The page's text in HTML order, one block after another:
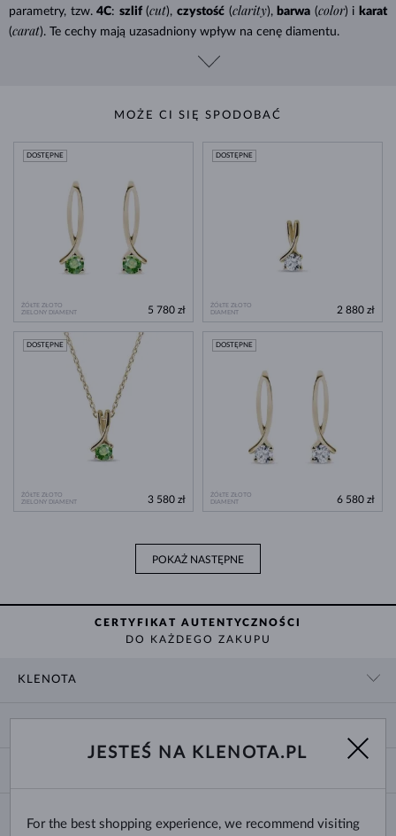
parametry, tzw. 4C: szlif (cut), czystość (clarity), barwa (color) i karat
(carat). Te cechy mają uzasadniony wpływ na cenę diamentu.
MOŻE CI SIĘ SPODOBAĆ
ŻÓŁTE ZŁOTO
ZIELONY DIAMENT
DOSTĘPNE
5 780 zł
ŻÓŁTE ZŁOTO
DIAMENT
DOSTĘPNE
2 880 zł
ŻÓŁTE ZŁOTO
ZIELONY DIAMENT
DOSTĘPNE
3 580 zł
ŻÓŁTE ZŁOTO
DIAMENT
DOSTĘPNE
6 580 zł
POKAŻ NASTĘPNE
CERTYFIKAT AUTENTYCZNOŚCI
DO KAŻDEGO ZAKUPU
KLENOTA
DOSTAWA I PŁATNOŚĆ
WYBÓR OBRĄCZEK
ROZMIARY I TYPY ŁAŃCUSZKÓW
JESTEŚ NA KLENOTA.PL
For the best shopping experience, we recommend visiting